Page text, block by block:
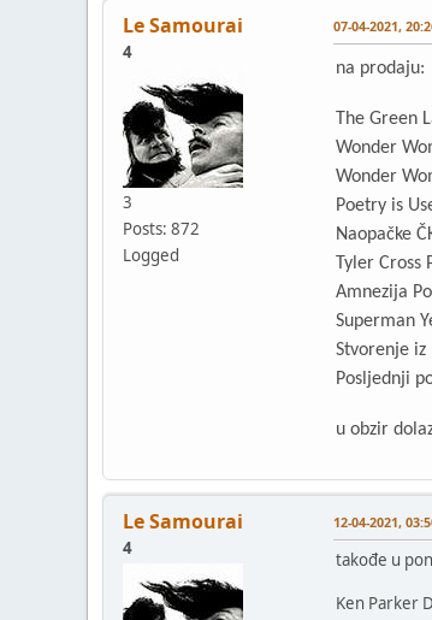
Le Samourai
4
3
Posts: 872
Logged
07-04-2021,
na prodaju:
The Green
Wonder
Wonder
Poetry is
Naopačke
Tyler Cross
Amnezija
Superman
Stvorenje iz
Posljednji
u obzir
Le Samourai
4
12-04-2021,
takođe u
Ken Parker